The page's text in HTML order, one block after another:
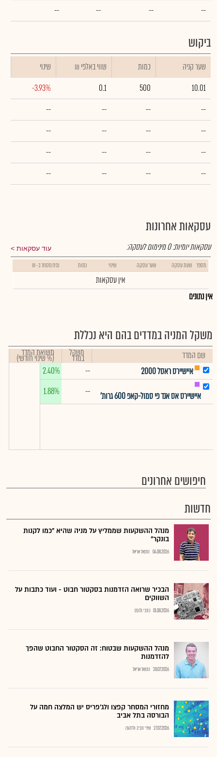
--
--
--
--
ביקוש
שער קניה כמות ₪ שווי באלפי
שינוי
10.01
500
0.1
-3.93%
--
--
--
--
--
--
--
--
--
--
--
--
--
--
--
--
עסקאות אחרונות
עוד עסקאות עסקאות יומיות:0מינימום לעסקה:
מספר שעת עסקה שער עסקה שינוי כמות נפח מסחר ב- ₪
אין עסקאות
אין נתונים
משקל המניה במדדים בהם היא נכללת
שם המדד משקל
במדד תשואת המדד
(% שינוי חודשי)
איישיירס ראסל 2000
--
2.40%
איישיירס אס אנד פי סמול-קאפ 600 גרות' --
1.88%
חיפושים אחרונים
חדשות
מנהל ההשקעות שממליץ על מניה שהיא "כמו לקנות
בונקר"
04.08.2026 נתנאל אריאל
הבכיר שרואה הזדמנות בסקטור חבוט - ועוד כתבות על
השווקים
01.08.2026 כתבי גלובס
מנהל ההשקעות שבטוח: זה הסקטור החבוט שהפך
להזדמנות
28.07.2026 נתנאל אריאל
מחזורי המסחר קפצו ולג'פריס יש המלצה חמה על
הבורסה בתל אביב
27.07.2026 שירי חביב-ולדהורן